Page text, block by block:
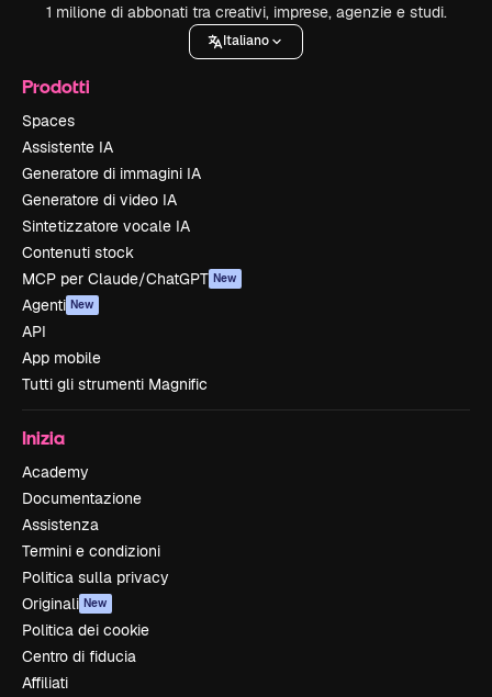
1 milione di abbonati tra creativi, imprese, agenzie e studi.
Italiano
Prodotti
Spaces
Assistente IA
Generatore di immagini IA
Generatore di video IA
Sintetizzatore vocale IA
Contenuti stock
MCP per Claude/ChatGPT New
Agenti New
API
App mobile
Tutti gli strumenti Magnific
Inizia
Academy
Documentazione
Assistenza
Termini e condizioni
Politica sulla privacy
Originali New
Politica dei cookie
Centro di fiducia
Affiliati